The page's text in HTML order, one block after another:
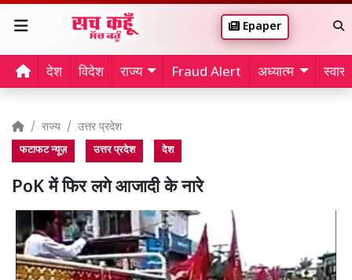
Epaper
देश विदेश राज्य Fraud Alert अध्यात्म
राज्य उत्तर प्रदेश
फटाफट न्यूज़ उत्तर प्रदेश देश
PoK में फिर लगे आजादी के नारे